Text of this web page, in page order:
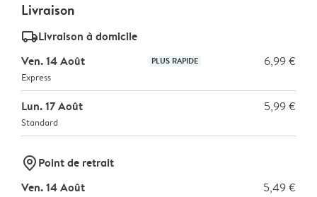
Livraison
delivery_standard_v2Livraison à domicile
Ven. 14 Août
PLUS RAPIDE 6,99 €
Express
Lun. 17 Août 5,99 €
Standard
marker-pinPoint de retrait
Ven. 14 Août
5,49 €